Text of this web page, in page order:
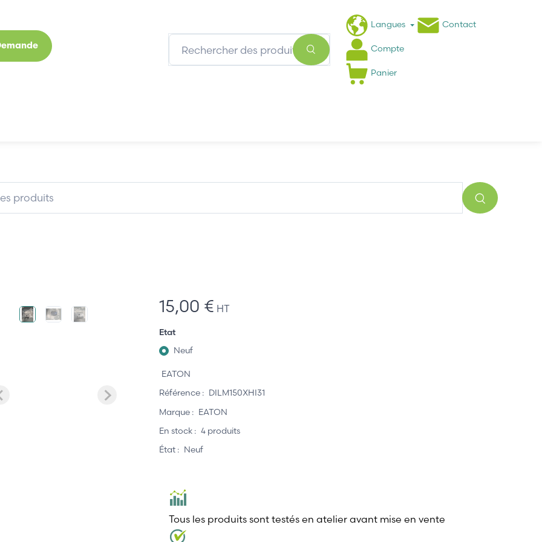
Langues Contact
Compte
Panier
15,00 € HT
Etat
Neuf
EATON
Référence : DILM150XHI31
Marque : EATON
En stock : 4 produits
État : Neuf
Tous les produits sont testés en atelier avant mise en vente